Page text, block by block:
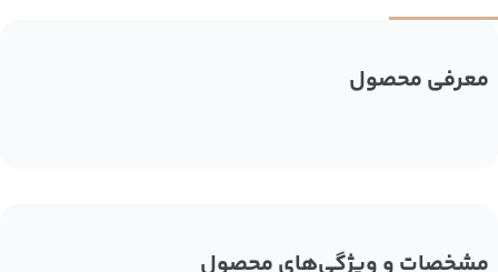
معرفی محصول
مشخصات و ویژگی‌های محصول